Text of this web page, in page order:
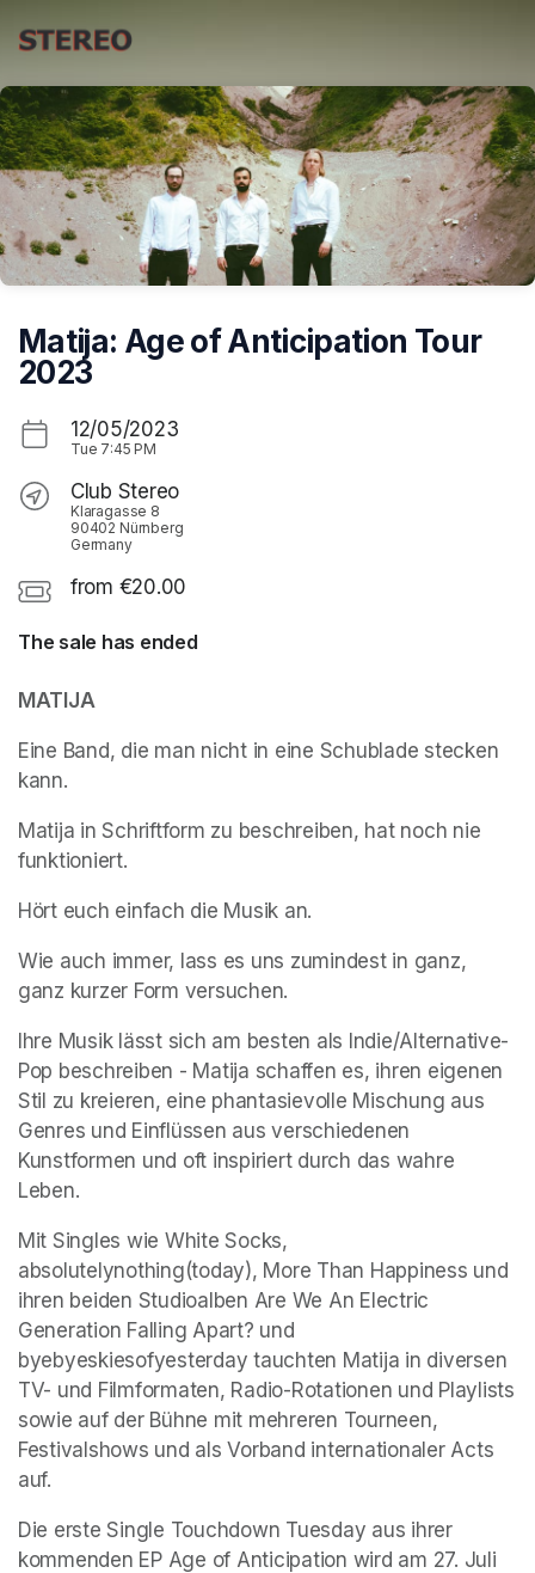
Matija: Age of Anticipation Tour
2023
12/05/2023
Tue 7:45 PM
Club Stereo
Klaragasse 8
90402 Nürnberg
Germany
from €20.00
The sale has ended
MATIJA
Eine Band, die man nicht in eine Schublade stecken
kann.
Matija in Schriftform zu beschreiben, hat noch nie
funktioniert.
Hört euch einfach die Musik an.
Wie auch immer, lass es uns zumindest in ganz,
ganz kurzer Form versuchen.
Ihre Musik lässt sich am besten als Indie/Alternative-
Pop beschreiben - Matija schaffen es, ihren eigenen
Stil zu kreieren, eine phantasievolle Mischung aus
Genres und Einflüssen aus verschiedenen
Kunstformen und oft inspiriert durch das wahre
Leben.
Mit Singles wie White Socks,
absolutelynothing(today), More Than Happiness und
ihren beiden Studioalben Are We An Electric
Generation Falling Apart? und
byebyeskiesofyesterday tauchten Matija in diversen
TV- und Filmformaten, Radio-Rotationen und Playlists
sowie auf der Bühne mit mehreren Tourneen,
Festivalshows und als Vorband internationaler Acts
auf.
Die erste Single Touchdown Tuesday aus ihrer
kommenden EP Age of Anticipation wird am 27. Juli